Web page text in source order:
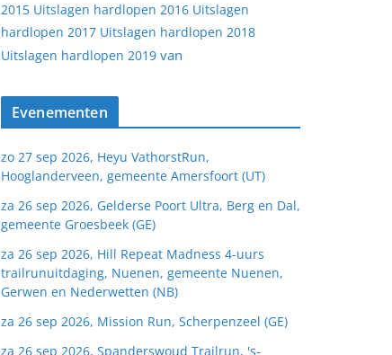
2015 Uitslagen hardlopen 2016 Uitslagen
hardlopen 2017 Uitslagen hardlopen 2018
Uitslagen hardlopen 2019 van
Evenementen
zo 27 sep 2026, Heyu VathorstRun,
Hooglanderveen, gemeente Amersfoort (UT)
za 26 sep 2026, Gelderse Poort Ultra, Berg en Dal,
gemeente Groesbeek (GE)
za 26 sep 2026, Hill Repeat Madness 4-uurs
trailrunuitdaging, Nuenen, gemeente Nuenen,
Gerwen en Nederwetten (NB)
za 26 sep 2026, Mission Run, Scherpenzeel (GE)
za 26 sep 2026, Spanderswoud Trailrun, 's-